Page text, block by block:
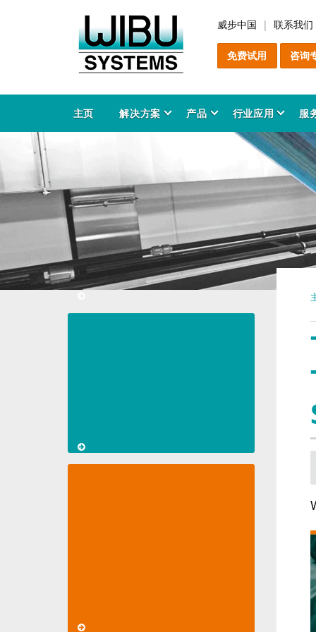
威步中国 联系我们
免费试用 咨询
主页 解决方案 产品 行业应用 服